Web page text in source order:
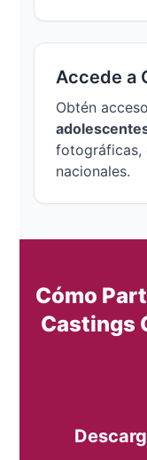
Accede a
Obtén
fotográficas,
nacionales.
Cómo
Castings